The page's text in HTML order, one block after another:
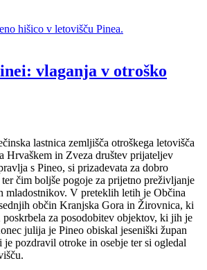
vlaganja v otroško
lastnica zemljišča otroškega letovišča
Hrvaškem in Zveza društev prijateljev
s Pineo, si prizadevata za dobro
čim boljše pogoje za prijetno preživljanje
mladostnikov. V preteklih letih je Občina
občin Kranjska Gora in Žirovnica, ki
poskrbela za posodobitev objektov, ki jih je
julija je Pineo obiskal jeseniški župan
je pozdravil otroke in osebje ter si ogledal